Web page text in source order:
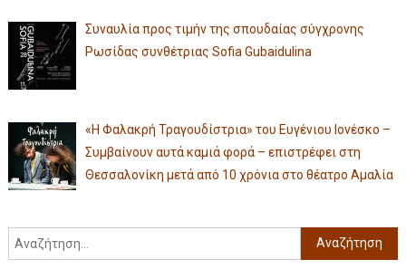
Συναυλία προς τιμήν της σπουδαίας σύγχρονης
Ρωσίδας συνθέτριας Sofia Gubaidulina
«Η Φαλακρή Τραγουδίστρια» του Ευγένιου Ιονέσκο –
Συμβαίνουν αυτά καμιά φορά – επιστρέφει στη
Θεσσαλονίκη μετά από 10 χρόνια στο θέατρο Αμαλία